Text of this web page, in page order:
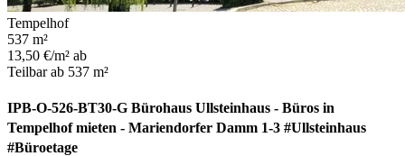
Tempelhof
537 m²
13,50 €/m² ab
Teilbar ab 537 m²
IPB-O-526-BT30-G Bürohaus Ullsteinhaus - Büros in
Tempelhof mieten - Mariendorfer Damm 1-3 #Ullsteinhaus
#Büroetage